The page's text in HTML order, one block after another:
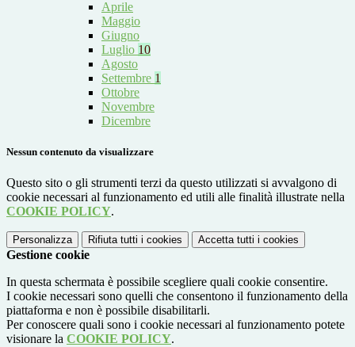
Aprile
Maggio
Giugno
Luglio 10
Agosto
Settembre 1
Ottobre
Novembre
Dicembre
Nessun contenuto da visualizzare
Questo sito o gli strumenti terzi da questo utilizzati si avvalgono di
cookie necessari al funzionamento ed utili alle finalità illustrate nella
COOKIE POLICY.
Personalizza Rifiuta tutti i cookies Accetta tutti i cookies
Gestione cookie
In questa schermata è possibile scegliere quali cookie consentire.
I cookie necessari sono quelli che consentono il funzionamento della
piattaforma e non è possibile disabilitarli.
Per conoscere quali sono i cookie necessari al funzionamento potete
visionare la COOKIE POLICY.